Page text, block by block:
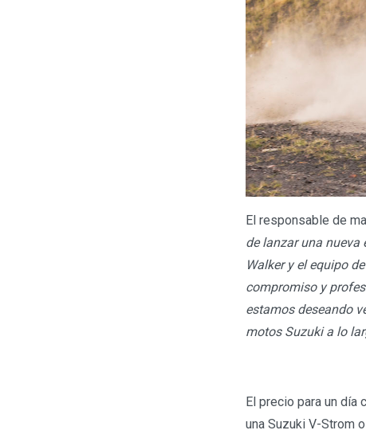
El responsable de
de lanzar una nueva
Walker y el equipo
compromiso y
estamos deseando
motos Suzuki a lo
El precio para un
una Suzuki V-Strom